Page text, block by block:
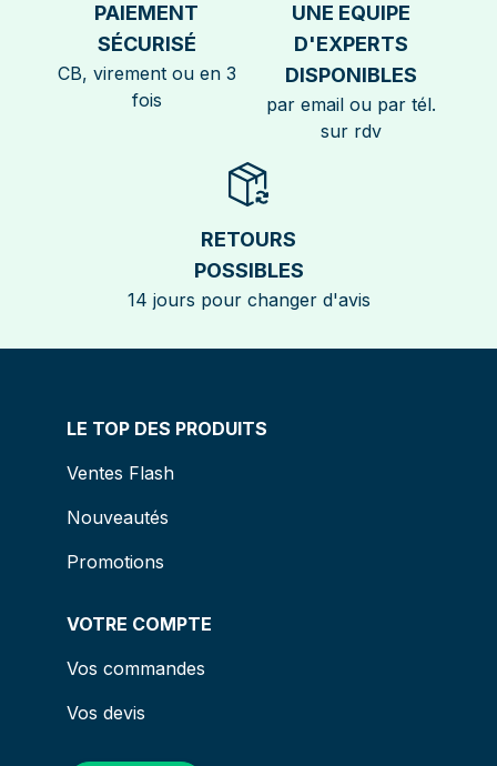
PAIEMENT
SÉCURISÉ
CB, virement ou en 3
fois
UNE EQUIPE
D'EXPERTS
DISPONIBLES
par email ou par tél.
sur rdv
RETOURS
POSSIBLES
14 jours pour changer d'avis
LE TOP DES PRODUITS
Ventes Flash
Nouveautés
Promotions
VOTRE COMPTE
Vos commandes
Vos devis